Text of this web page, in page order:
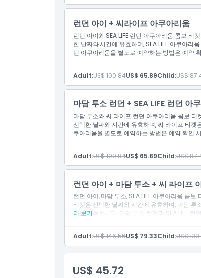
런던 아이 + 씨라이프 아쿠아리움
런던 아이와 SEA LIFE 런던 아쿠아리움 콤보 티
한 날짜와 시간에 유효하며, SEA LIFE 아쿠아리
던 아쿠아리움을 별도로 예약하는 방법은 예약
Adult:US$ 100.84US$ 65.89Child:US$
마담 투소 런던 + SEA LIFE 런던 아
마담 투소와 씨 라이프 런던 아쿠아리움 콤보
선택한 날짜와 시간에 유효하며, 씨 라이프 티
쿠아리움을 별도로 예약하는 방법은 예약 확인
Adult:US$ 100.84US$ 65.89Child:US$
런던 아이 + 마담 투소 + 씨 라이프
런던 아이, 마담 투소, SEA LIFE 아쿠아리움 콤
티켓은 선택한 날짜와 시간에 유효하며, 마담 투
사용 가능합니다. 마담 투소 런던과 SEA LIFE
더 보기
Adult:US$ 146.56US$ 79.33Child:US$
US$ 45.72